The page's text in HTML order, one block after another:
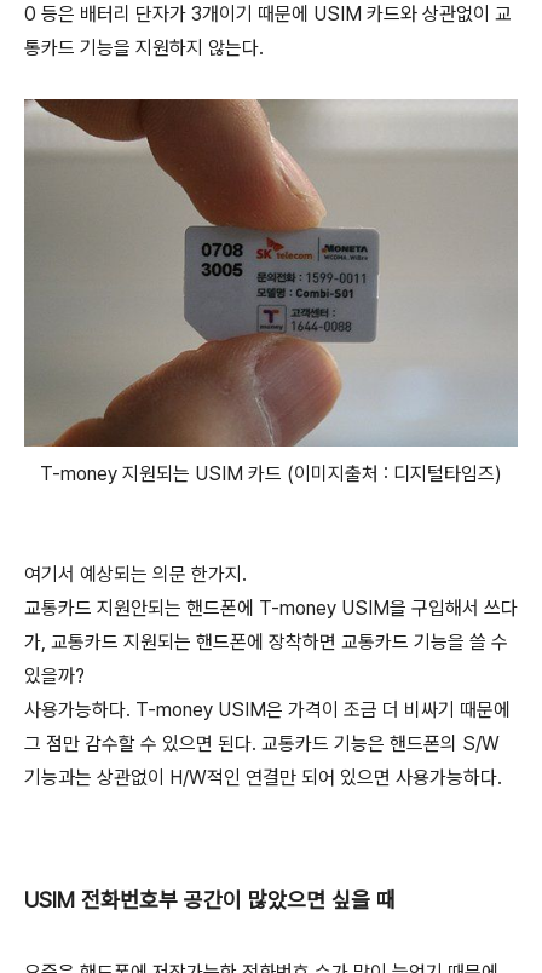
0 등은 배터리 단자가 3개이기 때문에 USIM 카드와 상관없이 교
통카드 기능을 지원하지 않는다.
T-money 지원되는 USIM 카드 (이미지출처 : 디지털타임즈)
여기서 예상되는 의문 한가지.
교통카드 지원안되는 핸드폰에 T-money USIM을 구입해서 쓰다
가, 교통카드 지원되는 핸드폰에 장착하면 교통카드 기능을 쓸 수
있을까?
사용가능하다. T-money USIM은 가격이 조금 더 비싸기 때문에
그 점만 감수할 수 있으면 된다. 교통카드 기능은 핸드폰의 S/W
기능과는 상관없이 H/W적인 연결만 되어 있으면 사용가능하다.
USIM 전화번호부 공간이 많았으면 싶을 때